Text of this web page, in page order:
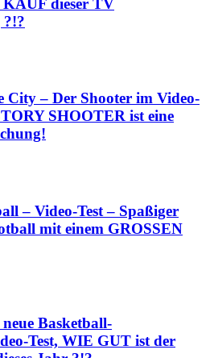
KAUF dieser TV
?!?
City – Der Shooter im Video-
SHOOTER ist eine
– Video-Test – Spaßiger
mit einem GROSSEN
Basketball-
Test, WIE GUT ist der